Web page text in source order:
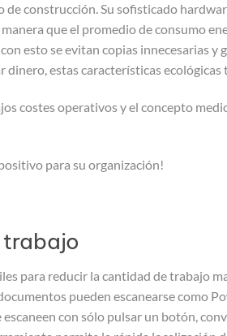
construcción. Su sofisticado
que el promedio de consumo
esto se evitan copias innecesarias
dinero, estas características
costes operativos y el concepto
para su organización!
trabajo
para reducir la cantidad de trabajo
pueden escanearse como
con sólo pulsar un botón,